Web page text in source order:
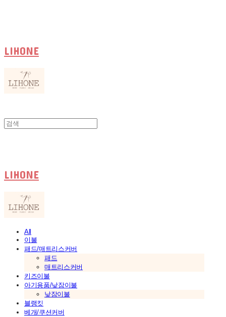
LIHONE
LIHONE
All
이불
패드/매트리스커버
패드
매트리스커버
키즈이불
아기용품/낮잠이불
낮잠이불
블랭킷
베개/쿠션커버